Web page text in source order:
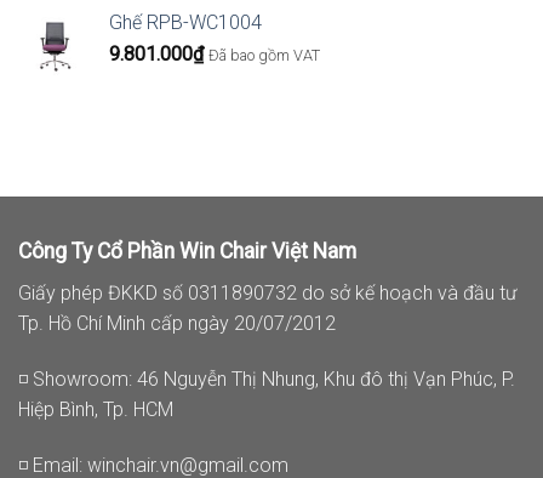
Ghế RPB-WC1004
9.801.000₫ Đã bao gồm VAT
Công Ty Cổ Phần Win Chair Việt Nam
Giấy phép ĐKKD số 0311890732 do sở kế hoạch và đầu tư
Tp. Hồ Chí Minh cấp ngày 20/07/2012
◽ Showroom: 46 Nguyễn Thị Nhung, Khu đô thị Vạn Phúc, P.
Hiệp Bình, Tp. HCM
◽ Email: winchair.vn@gmail.com